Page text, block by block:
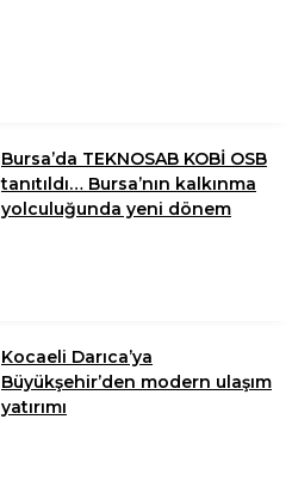
Bursa’da TEKNOSAB KOBİ OSB
tanıtıldı… Bursa’nın kalkınma
yolculuğunda yeni dönem
Kocaeli Darıca’ya
Büyükşehir’den modern ulaşım
yatırımı